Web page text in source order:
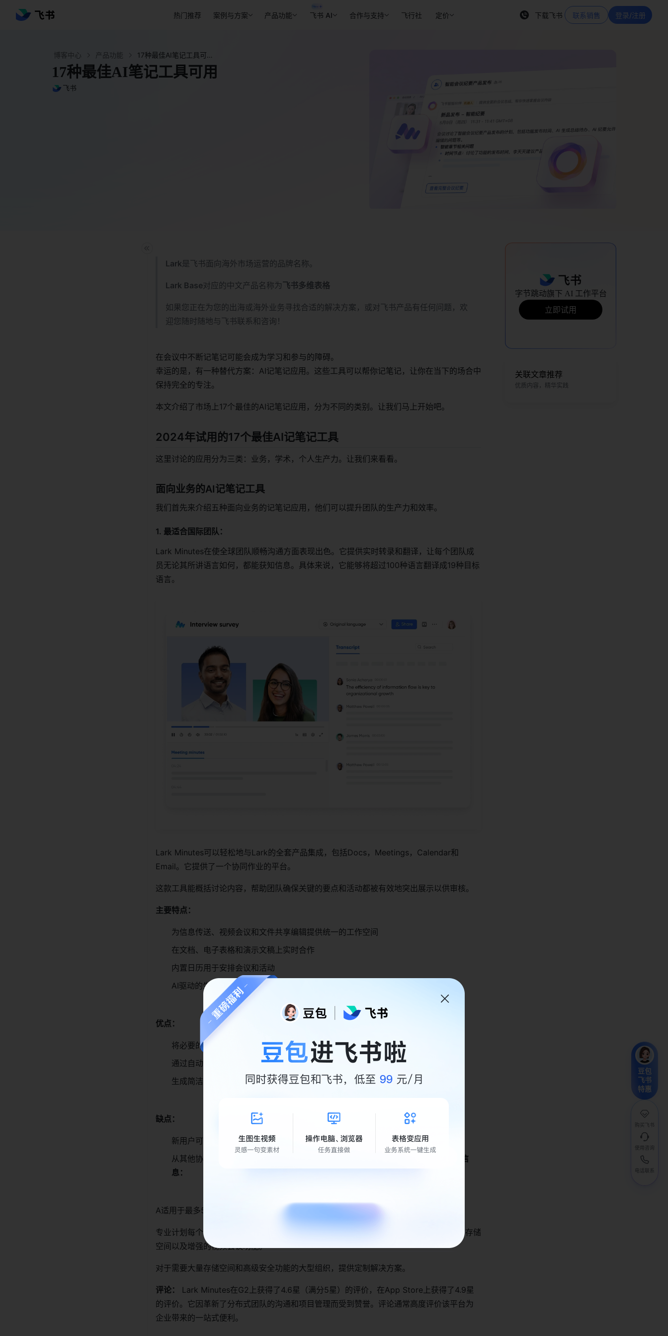
热门推荐 案例与方案 产品功能 飞书 AI 合作与支持 飞行社 定价 下载飞书 联系销售 登录/注册
博客中心 产品功能 17种最佳AI笔记工具可用 - 飞书官网
17种最佳AI笔记工具可用
飞书
Lark是飞书面向海外市场运营的品牌名称。
Lark Base对应的中文产品名称为飞书多维表格
如果您正在为您的出海或海外业务寻找合适的解决方案，或对飞书产品有任何问题，欢
迎您随时随地与飞书联系和咨询！
在会议中不断记笔记可能会成为学习和参与的障碍。
幸运的是，有一种替代方案：AI记笔记应用。这些工具可以帮你记笔记，让你在当下的场合中
保持完全的专注。
本文介绍了市场上17个最佳的AI记笔记应用，分为不同的类别。让我们马上开始吧。
2024年试用的17个最佳AI记笔记工具
这里讨论的应用分为三类：业务，学术，个人生产力。让我们来看看。
面向业务的AI记笔记工具
我们首先来介绍五种面向业务的记笔记应用，他们可以提升团队的生产力和效率。
1. 最适合国际团队：
Lark Minutes在使全球团队顺畅沟通方面表现出色。它提供实时转录和翻译，让每个团队成
员无论其所讲语言如何，都能获知信息。具体来说，它能够将超过100种语言翻译成19种目标
语言。
Lark Minutes可以轻松地与Lark的全套产品集成，包括Docs，Meetings，Calendar和
Email。它提供了一个协同作业的平台。
这款工具能概括讨论内容，帮助团队确保关键的要点和活动都被有效地突出展示以供审核。
主要特点：
为信息传送、视频会议和文件共享编辑提供统一的工作空间
在文档、电子表格和演示文稿上实时合作
内置日历用于安排会议和活动
AI驱动的生产力工具用于任务管理和文件组织
优点：
将必要的工具整合到一个光滑的界面中
通过自动翻译破除语言障碍
生成简洁的摘要，捕获关键点以提高后续效率
缺点：
新用户可能需要时间来导航广泛的特性以最大化平台的潜力
从其他协作工具转移可能有学习曲线，尽管Lark有强大的引导资源
价格和免费试用信
息：
A适用于最多50名用户。它包括100 GB的存储空间和自动语言翻译功能。
专业计划每个用户每月12美元，可供最多500名用户使用。它增加了无限的Wiki、1 TB的存储
空间以及增强的视频会议功能。
对于需要大量存储空间和高级安全功能的大型组织，提供定制解决方案。
评论：
Lark Minutes在G2上获得了4.6星（满分5星）的评价，在App Store上获得了4.9星
的评价。它因革新了分布式团队的沟通和项目管理而受到赞誉。评论通常高度评价该平台为
企业带来的一站式便利。
字节跳动旗下 AI 工作平台
立即试用
关联文章推荐
优质内容，精华实践
豆包
飞书
特惠
购买飞书
使用咨询
电话联系